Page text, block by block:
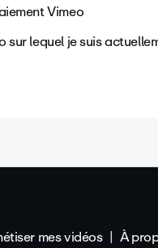
Vimeo
lequel je suis
mes vidéos À